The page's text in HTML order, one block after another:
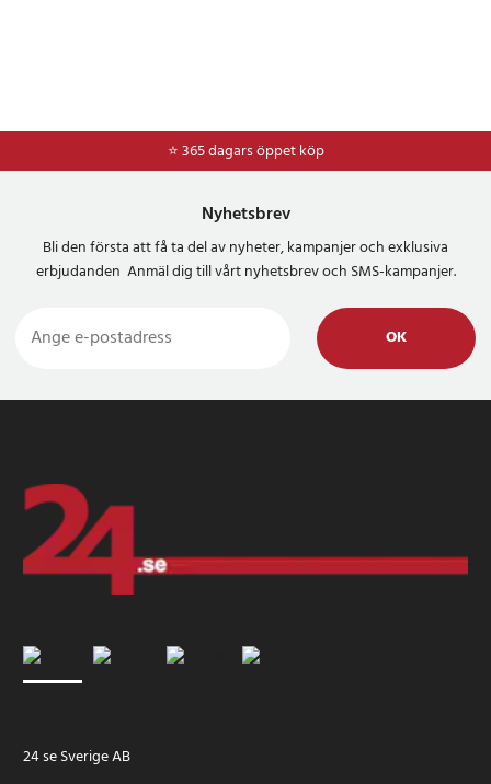
⭐ 365 dagars öppet köp
Nyhetsbrev
Bli den första att få ta del av nyheter, kampanjer och exklusiva
erbjudanden Anmäl dig till vårt nyhetsbrev och SMS-kampanjer.
OK
24 se Sverige AB